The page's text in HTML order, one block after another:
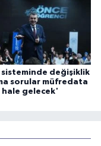
sisteminde değişiklik
sorular müfredata
hale gelecek'